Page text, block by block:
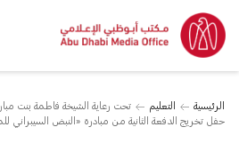
الرئيسية التعليم
تحت رعاية الشيخة فاطمة بنت
حفل تخريج الدفعة الثانية من مبادرة «النبض السيبراني